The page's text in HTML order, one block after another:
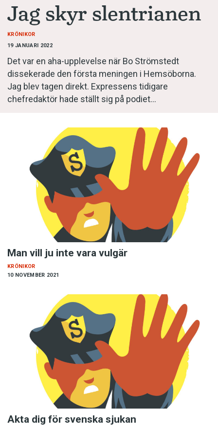
Föreslå nyord
Annonsera
Läs Språktidningen digitalt
Press
Jag skyr slentrianen
19 JANUARI 2022
KRÖNIKOR
Det var en aha-upplevelse när Bo Strömstedt
dissekerade den första meningen i Hemsöborna.
Jag blev tagen direkt. Expressens tidigare
chefredaktör hade ställt sig på podiet…
Man vill ju inte vara vulgär
10 NOVEMBER 2021
KRÖNIKOR
Akta dig för svenska sjukan